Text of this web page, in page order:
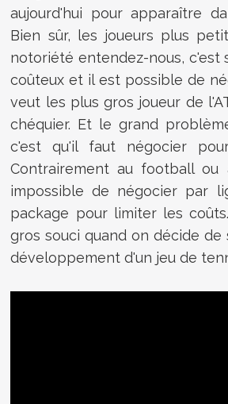
aujourd'hui pour apparaître
Bien sûr, les joueurs plus
notoriété entendez-nous, c'est
coûteux et il est possible de
veut les plus gros joueur de
chéquier. Et le grand
c'est qu'il faut négocier
Contrairement au football
impossible de négocier par
package pour limiter les
gros souci quand on décide de
développement d'un jeu de